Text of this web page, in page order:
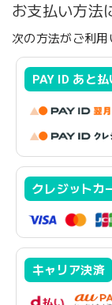
お支払い方法
次の方法がご利用
PAY ID あと払
クレジットカ
キャリア決済